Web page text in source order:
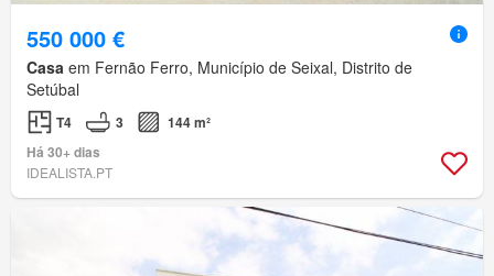
550 000 €
Casa em Fernão Ferro, Município de Seixal, Distrito de
Setúbal
T4 3
144 m²
Há 30+ dias
IDEALISTA.PT